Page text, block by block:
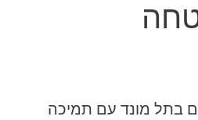
בתל מונד עם תמיכה